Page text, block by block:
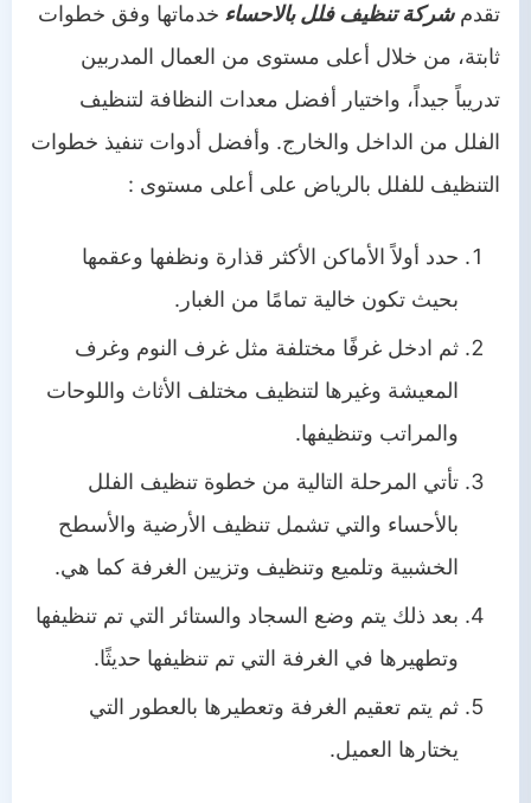
تقدمشركة تنظيف فلل بالاحساء خدماتها وفق خطوات
ثابتة، من خلال أعلى مستوى من العمال المدربين
تدريباً جيداً، واختيار أفضل معدات النظافة لتنظيف
الفلل من الداخل والخارج. وأفضل أدوات تنفيذ خطوات
التنظيف للفلل بالرياض على أعلى مستوى :
حدد أولاً الأماكن الأكثر قذارة ونظفها وعقمها
بحيث تكون خالية تمامًا من الغبار.
ثم ادخل غرفًا مختلفة مثل غرف النوم وغرف
المعيشة وغيرها لتنظيف مختلف الأثاث واللوحات
والمراتب وتنظيفها.
تأتي المرحلة التالية من خطوة تنظيف الفلل
بالأحساء والتي تشمل تنظيف الأرضية والأسطح
الخشبية وتلميع وتنظيف وتزيين الغرفة كما هي.
بعد ذلك يتم وضع السجاد والستائر التي تم تنظيفها
وتطهيرها في الغرفة التي تم تنظيفها حديثًا.
ثم يتم تعقيم الغرفة وتعطيرها بالعطور التي
يختارها العميل.